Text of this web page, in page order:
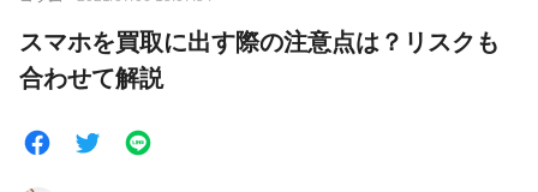
スマホを買取に出す際の注意点は？リスクも
合わせて解説